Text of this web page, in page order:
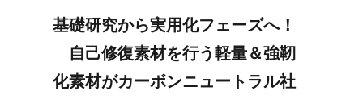
基礎研究から実用化フェーズへ！
自己修復素材を行う軽量＆強靭
化素材がカーボンニュートラル社